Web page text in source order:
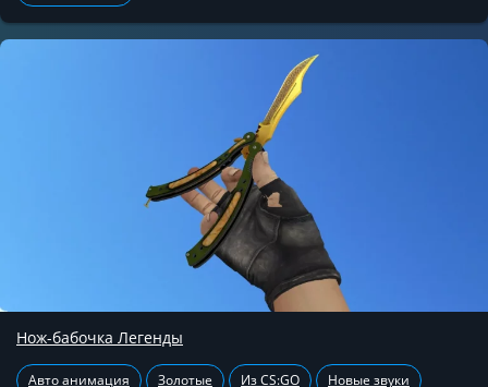
Нож-бабочка Легенды
Авто анимация Золотые Из CS:GO Новые звуки